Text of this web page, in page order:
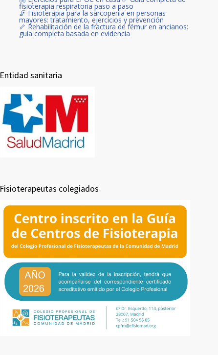
fisioterapia respiratoria paso a paso
🦵 Fisioterapia para la sarcopenia en personas
mayores: tratamiento, ejercicios y prevención
🦴 Rehabilitación de la fractura de fémur en ancianos:
guía completa basada en evidencia
Entidad sanitaria
Fisioterapeutas colegiados